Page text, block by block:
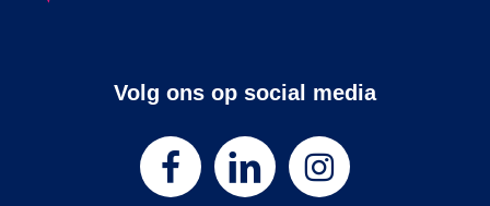
Volg ons op social media